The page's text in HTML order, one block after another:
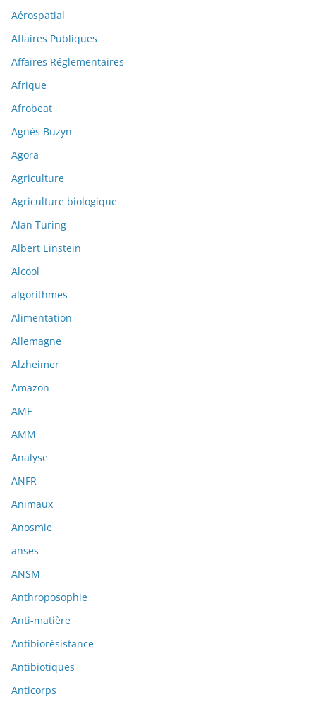
Aérospatial
Affaires Publiques
Affaires Réglementaires
Afrique
Afrobeat
Agnès Buzyn
Agora
Agriculture
Agriculture biologique
Alan Turing
Albert Einstein
Alcool
algorithmes
Alimentation
Allemagne
Alzheimer
Amazon
AMF
AMM
Analyse
ANFR
Animaux
Anosmie
anses
ANSM
Anthroposophie
Anti-matière
Antibiorésistance
Antibiotiques
Anticorps